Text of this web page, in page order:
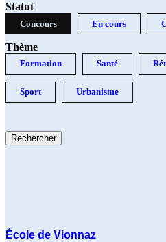
Statut
Concours En cours
Thème
Formation Santé
Sport Urbanisme
École de Vionnaz